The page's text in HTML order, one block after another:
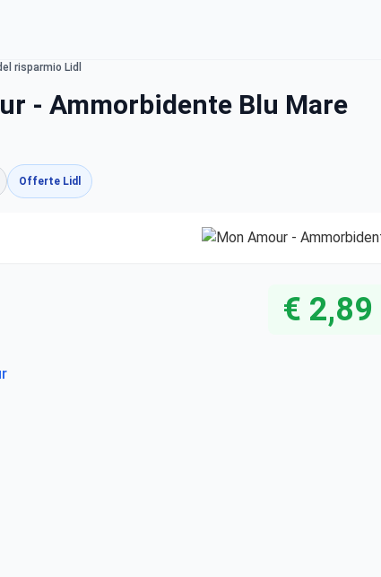
risparmio Lidl
- Ammorbidente Blu Mare
Offerte Lidl
€ 2,89